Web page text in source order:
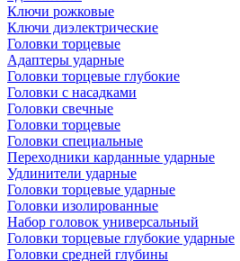
Ключи рожковые
Ключи диэлектрические
Головки торцевые
Адаптеры ударные
Головки торцевые глубокие
Головки с насадками
Головки свечные
Головки торцевые
Головки специальные
Переходники карданные ударные
Удлинители ударные
Головки торцевые ударные
Головки изолированные
Набор головок универсальный
Головки торцевые глубокие ударные
Головки средней глубины